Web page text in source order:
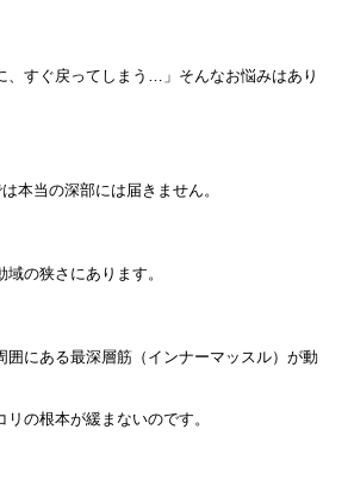
、すぐ戻ってしまう…」そんなお悩みはあり
本当の深部には届きません。
の狭さにあります。
囲にある最深層筋（インナーマッスル）が動
の根本が緩まないのです。